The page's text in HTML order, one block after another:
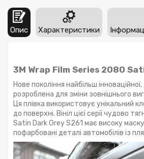
Опис Характеристики
3M Wrap Film Series 2080
Нове покоління найбільш
розроблена для зміни зовнішнього
Ця плівка використовує унікальний
до поверхні. Вініл цієї серії чудово
Satin Dark Grey S261 має високу
пофарбовані деталі автомобілів із